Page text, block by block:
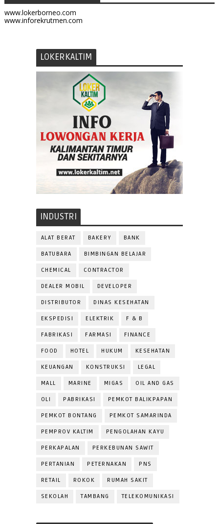
www.lokerborneo.com
www.inforekrutmen.com
LOKERKALTIM
INDUSTRI
ALAT BERAT BAKERY BANK
BATUBARA BIMBINGAN BELAJAR
CHEMICAL CONTRACTOR
DEALER MOBIL DEVELOPER
DISTRIBUTOR DINAS KESEHATAN
EKSPEDISI ELEKTRIK F & B
FABRIKASI FARMASI FINANCE
FOOD HOTEL HUKUM KESEHATAN
KEUANGAN KONSTRUKSI LEGAL
MALL MARINE MIGAS OIL AND GAS
OLI PABRIKASI PEMKOT BALIKPAPAN
PEMKOT BONTANG PEMKOT SAMARINDA
PEMPROV KALTIM PENGOLAHAN KAYU
PERKAPALAN PERKEBUNAN SAWIT
PERTANIAN PETERNAKAN PNS
RETAIL ROKOK RUMAH SAKIT
SEKOLAH TAMBANG TELEKOMUNIKASI